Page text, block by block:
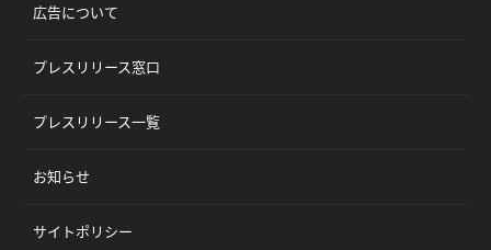
広告について
プレスリリース窓口
プレスリリース一覧
お知らせ
サイトポリシー